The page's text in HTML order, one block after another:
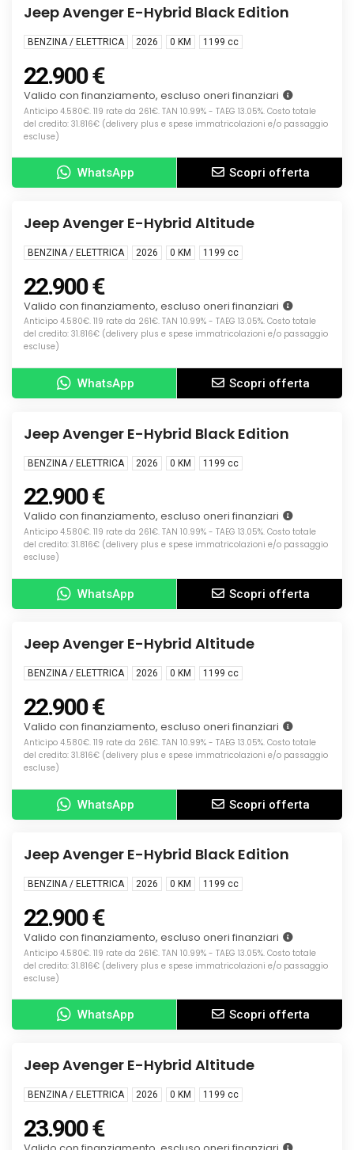
KM0
Jeep Avenger E-Hybrid Black Edition
BENZINA / ELETTRICA 2026 0 KM 1199 cc
22.900 €
Valido con finanziamento, escluso oneri finanziari
Anticipo 4.580€. 119 rate da 261€. TAN 10.99% - TAEG 13.05%. Costo totale
del credito: 31.816€ (delivery plus e spese immatricolazioni e/o passaggio
escluse)
WhatsApp Scopri offerta
KM0
Info
Jeep Avenger E-Hybrid Altitude
BENZINA / ELETTRICA 2026 0 KM 1199 cc
22.900 €
Valido con finanziamento, escluso oneri finanziari
Anticipo 4.580€. 119 rate da 261€. TAN 10.99% - TAEG 13.05%. Costo totale
del credito: 31.816€ (delivery plus e spese immatricolazioni e/o passaggio
escluse)
WhatsApp Scopri offerta
KM0
Info
Jeep Avenger E-Hybrid Black Edition
BENZINA / ELETTRICA 2026 0 KM 1199 cc
22.900 €
Valido con finanziamento, escluso oneri finanziari
Anticipo 4.580€. 119 rate da 261€. TAN 10.99% - TAEG 13.05%. Costo totale
del credito: 31.816€ (delivery plus e spese immatricolazioni e/o passaggio
escluse)
WhatsApp Scopri offerta
KM0
Info
Jeep Avenger E-Hybrid Altitude
BENZINA / ELETTRICA 2026 0 KM 1199 cc
22.900 €
Valido con finanziamento, escluso oneri finanziari
Anticipo 4.580€. 119 rate da 261€. TAN 10.99% - TAEG 13.05%. Costo totale
del credito: 31.816€ (delivery plus e spese immatricolazioni e/o passaggio
escluse)
WhatsApp Scopri offerta
KM0
Info
Jeep Avenger E-Hybrid Black Edition
BENZINA / ELETTRICA 2026 0 KM 1199 cc
22.900 €
Valido con finanziamento, escluso oneri finanziari
Anticipo 4.580€. 119 rate da 261€. TAN 10.99% - TAEG 13.05%. Costo totale
del credito: 31.816€ (delivery plus e spese immatricolazioni e/o passaggio
escluse)
WhatsApp Scopri offerta
KM0
Info
Jeep Avenger E-Hybrid Altitude
BENZINA / ELETTRICA 2026 0 KM 1199 cc
23.900 €